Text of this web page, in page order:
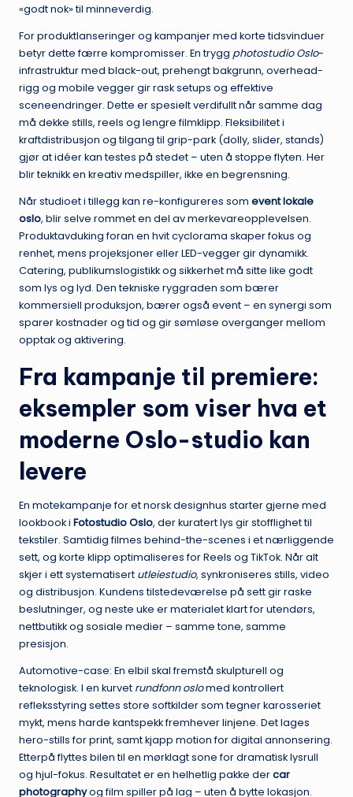
«godt nok» til minneverdig.
For produktlanseringer og kampanjer med korte tidsvinduer
betyr dette færre kompromisser. En trygg photostudio Oslo-
infrastruktur med black-out, prehengt bakgrunn, overhead-
rigg og mobile vegger gir rask setups og effektive
sceneendringer. Dette er spesielt verdifullt når samme dag
må dekke stills, reels og lengre filmklipp. Fleksibilitet i
kraftdistribusjon og tilgang til grip-park (dolly, slider, stands)
gjør at idéer kan testes på stedet – uten å stoppe flyten. Her
blir teknikk en kreativ medspiller, ikke en begrensning.
Når studioet i tillegg kan re-konfigureres som event lokale
oslo, blir selve rommet en del av merkevareopplevelsen.
Produktavduking foran en hvit cyclorama skaper fokus og
renhet, mens projeksjoner eller LED-vegger gir dynamikk.
Catering, publikumslogistikk og sikkerhet må sitte like godt
som lys og lyd. Den tekniske ryggraden som bærer
kommersiell produksjon, bærer også event – en synergi som
sparer kostnader og tid og gir sømløse overganger mellom
opptak og aktivering.
Fra kampanje til premiere:
eksempler som viser hva et
moderne Oslo-studio kan
levere
En motekampanje for et norsk designhus starter gjerne med
lookbook i Fotostudio Oslo, der kuratert lys gir stofflighet til
tekstiler. Samtidig filmes behind-the-scenes i et nærliggende
sett, og korte klipp optimaliseres for Reels og TikTok. Når alt
skjer i ett systematisert utleiestudio, synkroniseres stills, video
og distribusjon. Kundens tilstedeværelse på sett gir raske
beslutninger, og neste uke er materialet klart for utendørs,
nettbutikk og sosiale medier – samme tone, samme
presisjon.
Automotive-case: En elbil skal fremstå skulpturell og
teknologisk. I en kurvet rundfonn oslomed kontrollert
refleksstyring settes store softkilder som tegner karosseriet
mykt, mens harde kantspekk fremhever linjene. Det lages
hero-stills for print, samt kjapp motion for digital annonsering.
Etterpå flyttes bilen til en mørklagt sone for dramatisk lysrull
og hjul-fokus. Resultatet er en helhetlig pakke dercar
photographyog film spiller på lag – uten å bytte lokasjon.